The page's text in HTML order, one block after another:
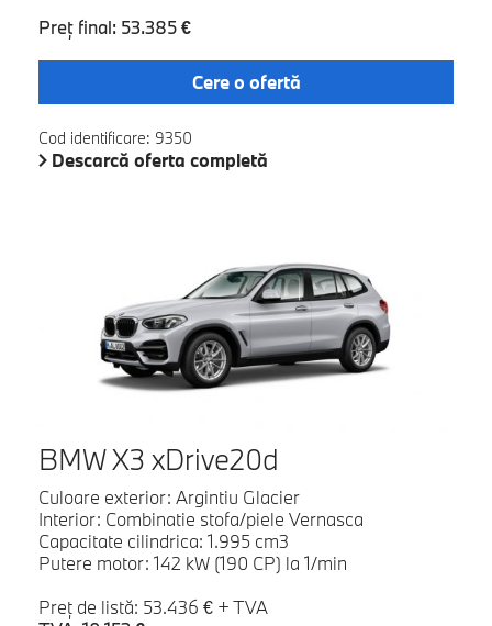
Preţ final: 53.385 €
Cere o ofertă
Cod identificare: 9350
Descarcă oferta completă
BMW X3 xDrive20d
Culoare exterior: Argintiu Glacier
Interior: Combinatie stofa/piele Vernasca
Capacitate cilindrica: 1.995 cm3
Putere motor: 142 kW (190 CP) la 1/min
Preţ de listă: 53.436 € + TVA